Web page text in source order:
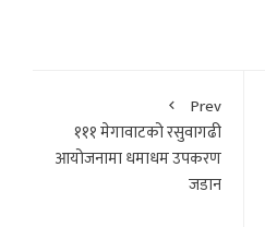
Prev
१११ मेगावाटको रसुवागढी
आयोजनामा धमाधम उपकरण
जडान